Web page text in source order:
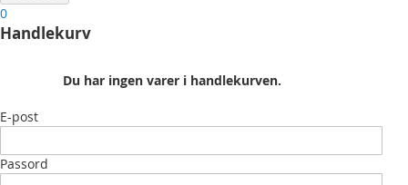
0
Handlekurv
Du har ingen varer i handlekurven.
E-post
Passord